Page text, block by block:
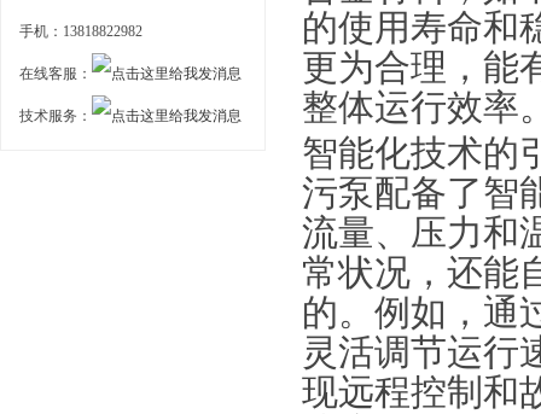
手机：13818822982
在线客服：
技术服务：
的使用寿命和
更为合理，能
整体运行效率
智能化技术的
污泵配备了智
流量、压力和
常状况，还能
的。例如，通
灵活调节运行
现远程控制和